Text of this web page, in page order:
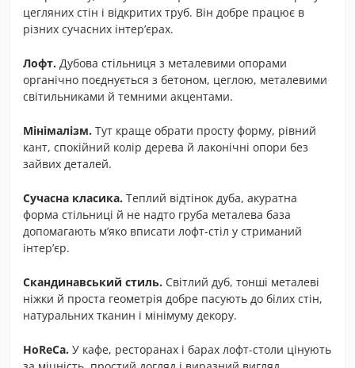
цегляних стін і відкритих труб. Він добре працює в
різних сучасних інтер’єрах.
Лофт. Дубова стільниця з металевими опорами
органічно поєднується з бетоном, цеглою, металевими
світильниками й темними акцентами.
Мінімалізм. Тут краще обрати просту форму, рівний
кант, спокійний колір дерева й лаконічні опори без
зайвих деталей.
Сучасна класика. Теплий відтінок дуба, акуратна
форма стільниці й не надто груба металева база
допомагають м’яко вписати лофт-стіл у стриманий
інтер’єр.
Скандинавський стиль. Світлий дуб, тонші металеві
ніжки й проста геометрія добре пасують до білих стін,
натуральних тканин і мінімуму декору.
HoReCa. У кафе, ресторанах і барах лофт-столи цінують